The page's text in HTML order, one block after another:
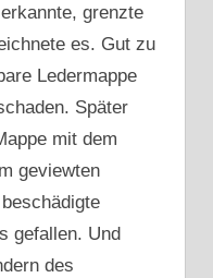
grenzte
es. Gut zu
Ledermappe
Später
mit dem
geviewten
gefallen. Und
des